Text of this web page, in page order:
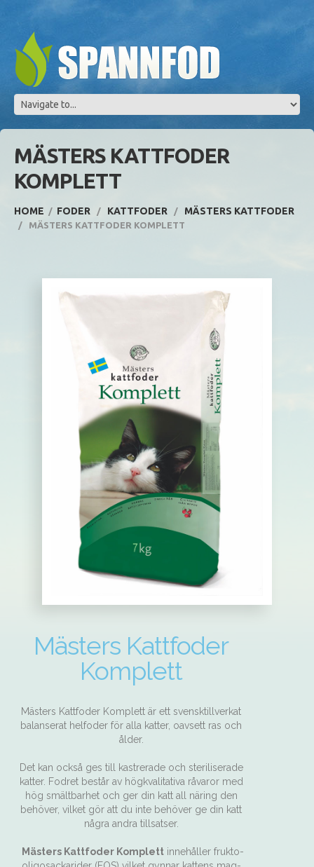
MÄSTERS KATTFODER
KOMPLETT
HOME FODER KATTFODER MÄSTERS KATTFODER
MÄSTERS KATTFODER KOMPLETT
Mästers Kattfoder
Komplett
Mästers Kattfoder Komplett är ett svensktillverkat
balanserat helfoder för alla katter, oavsett ras och
ålder.
Det kan också ges till kastrerade och steriliserade
katter. Fodret består av högkvalitativa råvaror med
hög smältbarhet och ger din katt all näring den
behöver, vilket gör att du inte behöver ge din katt
några andra tillsatser.
Mästers Kattfoder Komplettinnehåller frukto-